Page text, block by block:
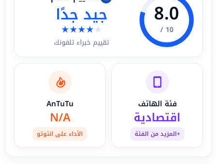
8.0
10 /
جيد جدًا
★★★★★
تقييم خبراء تلفونك
فئة الهاتف
اقتصادية
+المزيد من الفئة
AnTuTu
N/A
الأداء على انتوتو